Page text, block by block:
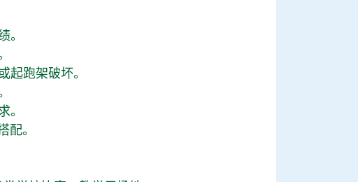
。
跑架破坏。
。
配。